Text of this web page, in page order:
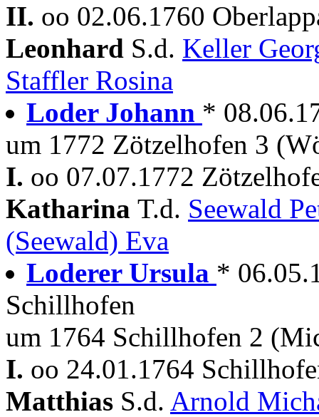
II. oo 02.06.1760
Leonhard S.d. Keller
Staffler Rosina
Loder Johann *
um 1772 Zötzelhofen 3
I. oo 07.07.1772
Katharina T.d. Seewald
(Seewald) Eva
Loderer Ursula *
Schillhofen
um 1764 Schillhofen 2
I. oo 24.01.1764
Matthias S.d. Arnold